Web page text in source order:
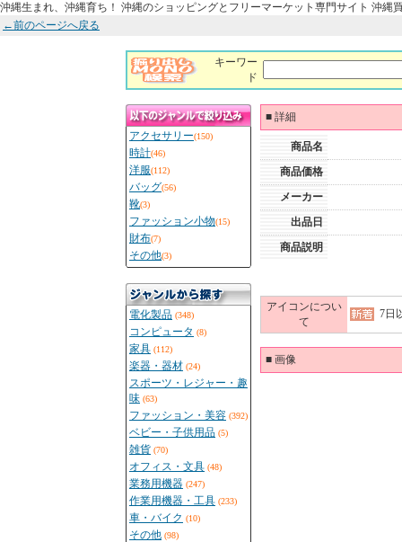
沖縄生まれ、沖縄育ち！ 沖縄のショッピングとフリーマーケット専門サイト 沖縄
←前のページへ戻る
キーワー
ド
アクセサリー(150)
時計(46)
洋服(112)
バッグ(56)
靴(3)
ファッション小物(15)
財布(7)
その他(3)
電化製品 (348)
コンピュータ (8)
家具 (112)
楽器・器材 (24)
スポーツ・レジャー・趣
味 (63)
ファッション・美容 (392)
ベビー・子供用品 (5)
雑貨 (70)
オフィス・文具 (48)
業務用機器 (247)
作業用機器・工具 (233)
車・バイク (10)
その他 (98)
■ 詳細
商品名
商品価格
メーカー
出品日
商品説明
アイコンについ
て
7日
■ 画像